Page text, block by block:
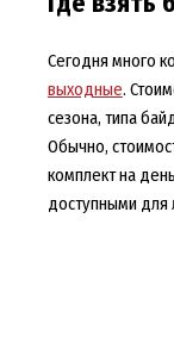
Сегодня много
выходные.
сезона, типа
Обычно,
комплект на
доступными для